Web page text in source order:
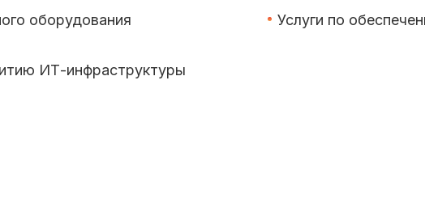
оборудования Услуги по
ИТ-инфраструктуры